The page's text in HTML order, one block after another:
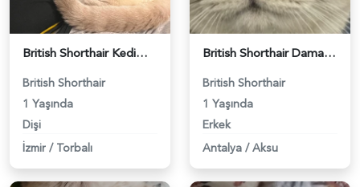
British Shorthair Kedime Eş Arıyorum - 118984649
British Shorthair
1 Yaşında
Dişi
İzmir / Torbalı
British Shorthair Damadımıza Gelin Arıyoruz - 118984627
British Shorthair
1 Yaşında
Erkek
Antalya / Aksu